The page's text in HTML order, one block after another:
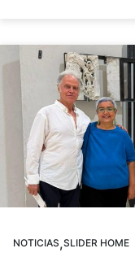
NOTICIAS,SLIDER HOME